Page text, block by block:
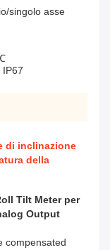
singolo asse
IP67
di inclinazione
della
Tilt Meter per
Output
compensated